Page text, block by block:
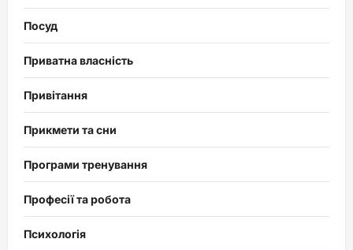
Посуд
Приватна власність
Привітання
Прикмети та сни
Програми тренування
Професії та робота
Психологія